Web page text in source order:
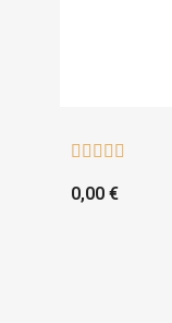
    
0,00 €